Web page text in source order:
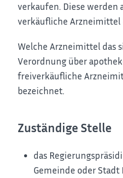
verkaufen. Diese werden
verkäufliche Arzneimittel
Welche Arzneimittel das
Verordnung über
freiverkäufliche
bezeichnet.
Zuständige Stelle
das
Gemeinde oder